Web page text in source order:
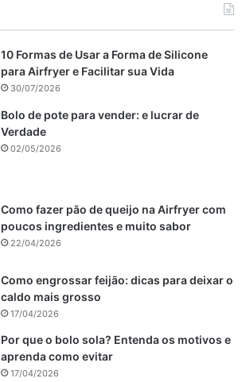
10 Formas de Usar a Forma de Silicone
para Airfryer e Facilitar sua Vida
30/07/2026
Bolo de pote para vender: e lucrar de
Verdade
02/05/2026
Como fazer pão de queijo na Airfryer com
poucos ingredientes e muito sabor
22/04/2026
Como engrossar feijão: dicas para deixar o
caldo mais grosso
17/04/2026
Por que o bolo sola? Entenda os motivos e
aprenda como evitar
17/04/2026